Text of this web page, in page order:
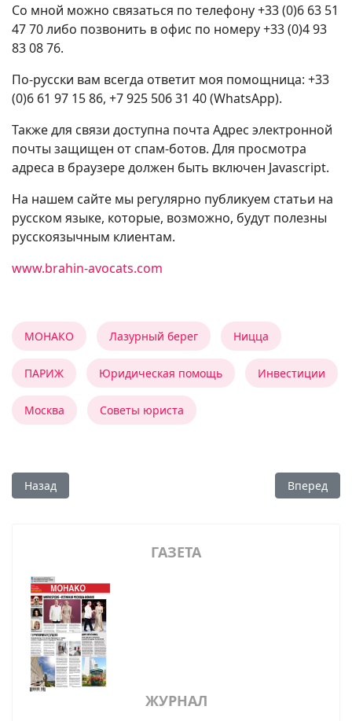
Со мной можно связаться по телефону +33 (0)6 63 51
47 70 либо позвонить в офис по номеру +33 (0)4 93
83 08 76.
По-русски вам всегда ответит моя помощница: +33
(0)6 61 97 15 86, +7 925 506 31 40 (WhatsApp).
Также для связи доступна почта Адрес электронной
почты защищен от спам-ботов. Для просмотра
адреса в браузере должен быть включен Javascript.
На нашем сайте мы регулярно публикуем статьи на
русском языке, которые, возможно, будут полезны
русскоязычным клиентам.
www.brahin-avocats.com
МОНАКО Лазурный берег Ницца
ПАРИЖ Юридическая помощь Инвестиции
Москва Советы юриста
Предыдущий: Жемчужина вблизи Монако
Назад Вперед
ГАЗЕТА
ЖУРНАЛ